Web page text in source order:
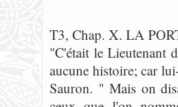
T3, Chap. X. LA
"C'était le Lieutenant
aucune histoire; car
Sauron. " Mais on